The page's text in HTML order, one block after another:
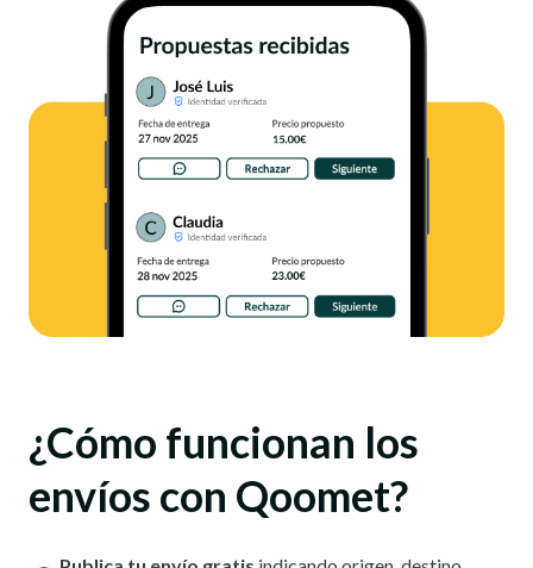
¿Cómo funcionan los
envíos con Qoomet?